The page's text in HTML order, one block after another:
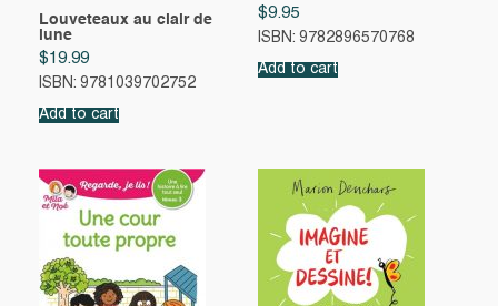
Louveteaux au clair de
lune
$19.99
ISBN: 9781039702752
Add to cart
$9.95
ISBN: 9782896570768
Add to cart